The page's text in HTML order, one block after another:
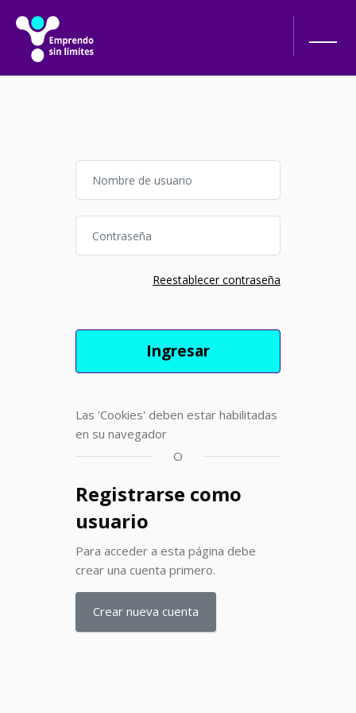
Salta al contenido principal
Reestablecer contraseña
Ingresar
Las 'Cookies' deben estar habilitadas
en su navegador
O
Registrarse como
usuario
Para acceder a esta página debe
crear una cuenta primero.
Crear nueva cuenta